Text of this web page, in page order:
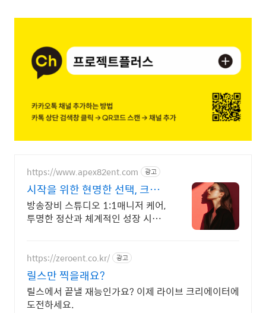
https://www.apex82ent.com 광고
시작을 위한 현명한 선택, 크리
에이터, BJ 상시 모집
방송장비 스튜디오 1:1매니저 케어,
투명한 정산과 체계적인 성장 시스
https://zeroent.co.kr/ 광고
릴스만 찍을래요?
릴스에서 끝낼 재능인가요? 이제 라이브 크리에이터에
도전하세요.